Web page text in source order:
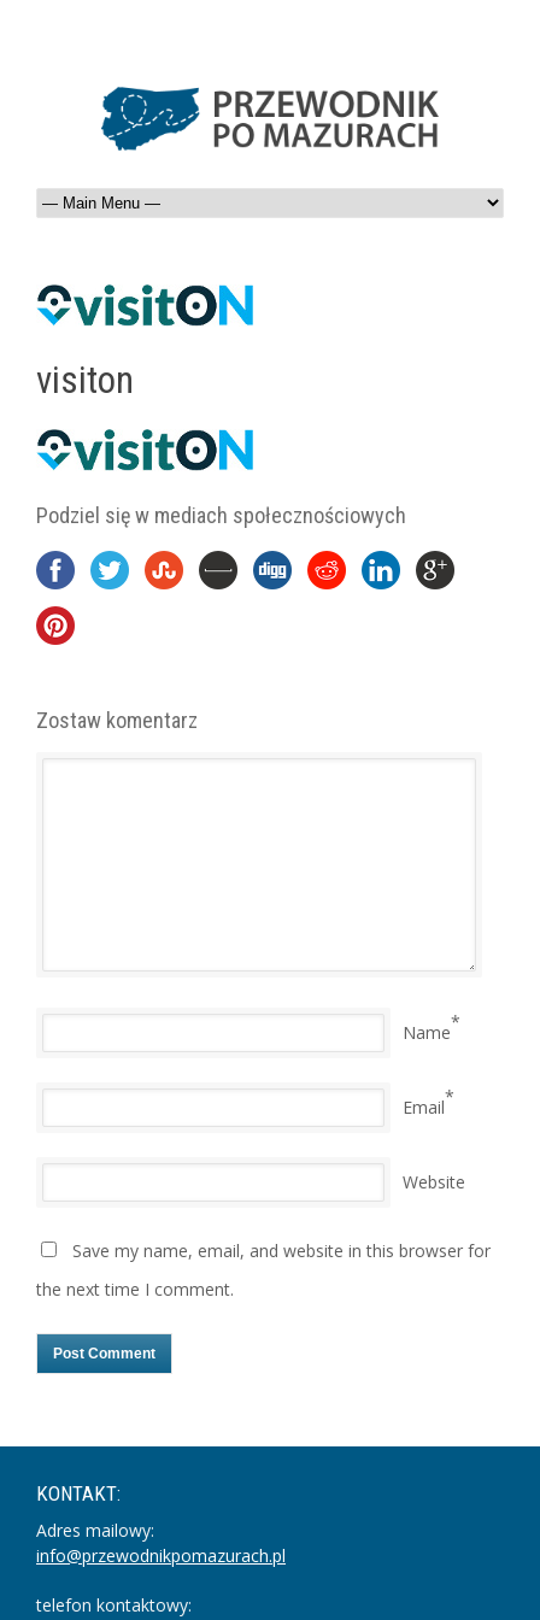
visiton
Podziel się w mediach społecznościowych
Zostaw komentarz
Name*
Email*
Website
Save my name, email, and website in this browser for
the next time I comment.
KONTAKT:
Adres mailowy:
info@przewodnikpomazurach.pl
telefon kontaktowy: